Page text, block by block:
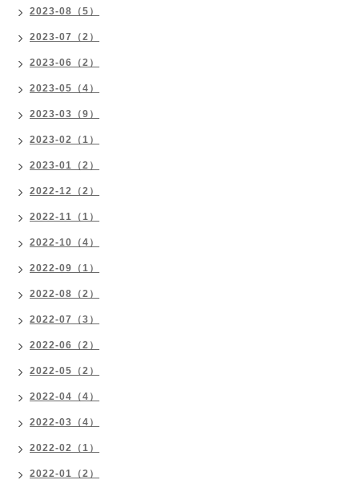
2023-08（5）
2023-07（2）
2023-06（2）
2023-05（4）
2023-03（9）
2023-02（1）
2023-01（2）
2022-12（2）
2022-11（1）
2022-10（4）
2022-09（1）
2022-08（2）
2022-07（3）
2022-06（2）
2022-05（2）
2022-04（4）
2022-03（4）
2022-02（1）
2022-01（2）